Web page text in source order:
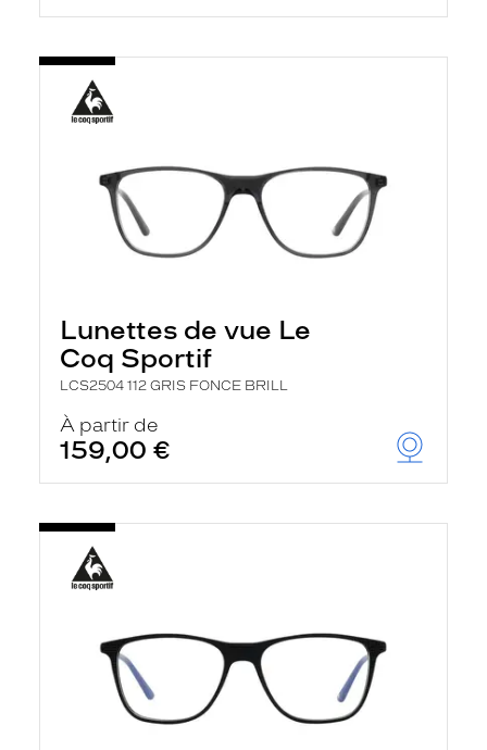
Lunettes de vue Le
Coq Sportif
LCS2504 112 GRIS FONCE BRILL
À partir de
159,00 €